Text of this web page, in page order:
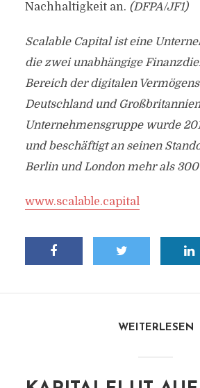
Nachhaltigkeit an. (DFPA/JF1)
Scalable Capital ist eine
die zwei unabhängige
Bereich der digitalen
Deutschland und
Unternehmensgruppe wurde
und beschäftigt an seinen
Berlin und London mehr als
www.scalable.capital
WEITERLESEN